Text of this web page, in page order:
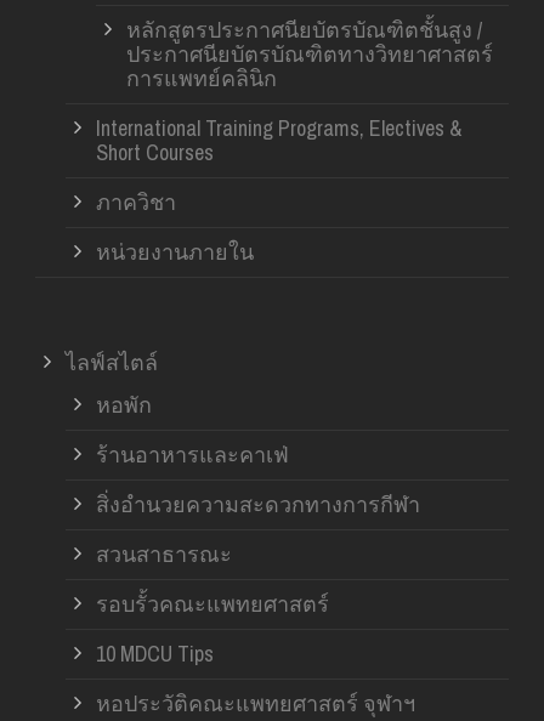
หลักสูตรประกาศนียบัตรบัณฑิตชั้นสูง /
ประกาศนียบัตรบัณฑิตทางวิทยาศาสตร์
การแพทย์คลินิก
International Training Programs, Electives &
Short Courses
ภาควิชา
หน่วยงานภายใน
ไลฟ์สไตล์
หอพัก
ร้านอาหารและคาเฟ่
สิ่งอำนวยความสะดวกทางการกีฬา
สวนสาธารณะ
รอบรั้วคณะแพทยศาสตร์
10 MDCU Tips
หอประวัติคณะแพทยศาสตร์ จุฬาฯ